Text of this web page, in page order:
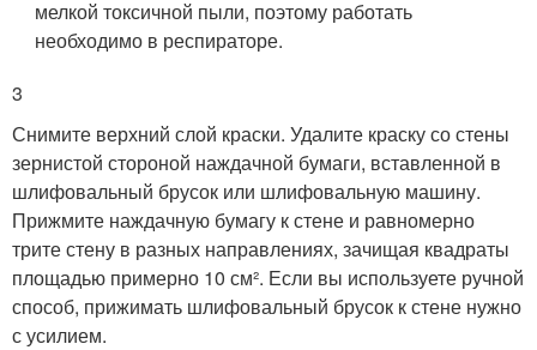
мелкой токсичной пыли, поэтому работать
необходимо в респираторе.
3
Снимите верхний слой краски. Удалите краску со стены
зернистой стороной наждачной бумаги, вставленной в
шлифовальный брусок или шлифовальную машину.
Прижмите наждачную бумагу к стене и равномерно
трите стену в разных направлениях, зачищая квадраты
площадью примерно 10 см². Если вы используете ручной
способ, прижимать шлифовальный брусок к стене нужно
с усилием.